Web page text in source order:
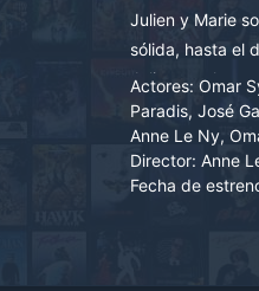
Julien y Marie
sólida, hasta el
Julien, vuelve a
Cegada por los
un romance con
se ve envuelta
amenaza algo
Actores: Omar
Paradis, José
Anne Le Ny,
Director: Anne
Fecha de